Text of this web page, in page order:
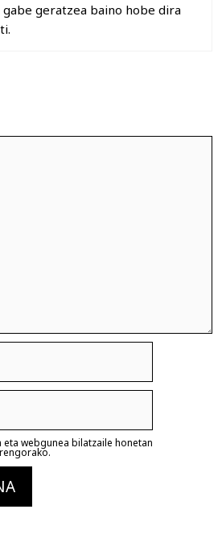
geratzea baino hobe dira
webgunea bilatzaile honetan